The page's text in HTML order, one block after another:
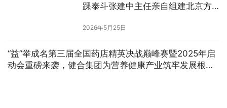
踝泰斗张建中主任亲自组建北京方
一步
2026年5月25日
“益”举成名第三届全国药店精英决战巅峰赛暨2025年启
动会重磅来袭，健合集团为营养健康产业筑牢发展根